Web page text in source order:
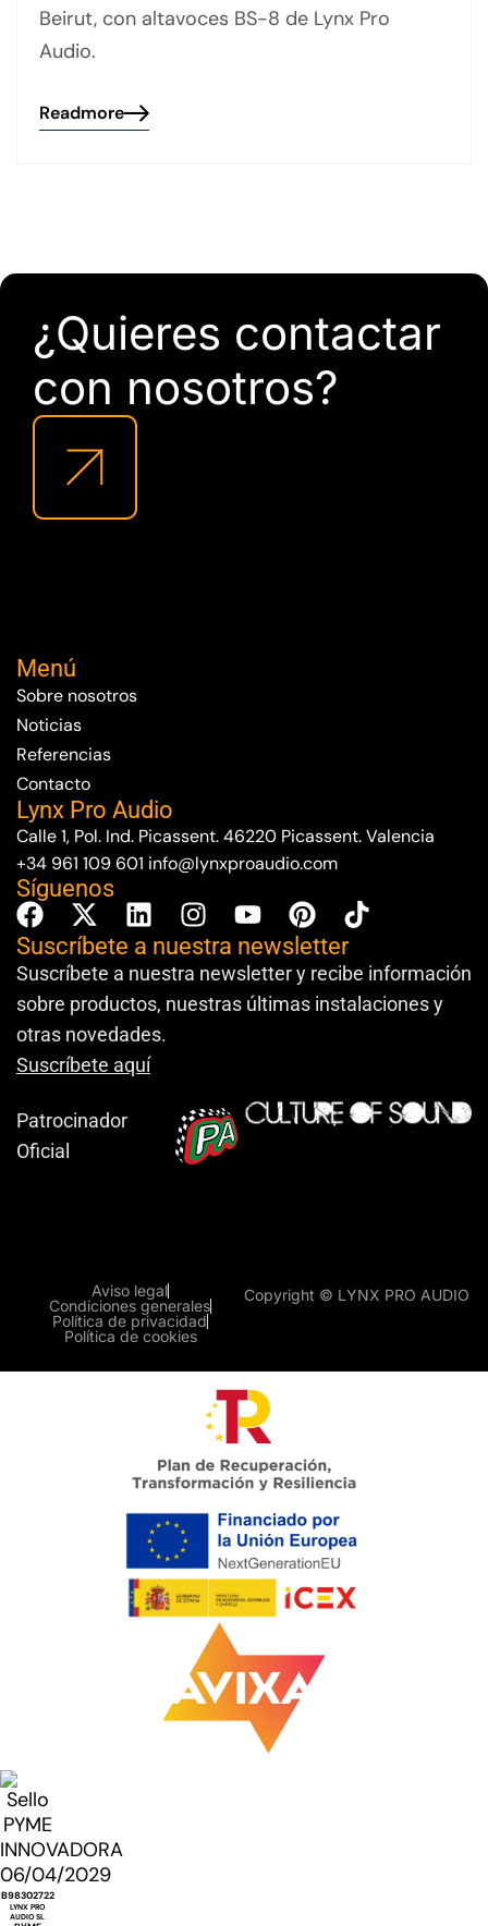
Beirut, con altavoces BS-8 de Lynx Pro
Audio.
Readmore
¿Quieres contactar
con nosotros?
Menú
Sobre nosotros
Noticias
Referencias
Contacto
Lynx Pro Audio
Calle 1, Pol. Ind. Picassent. 46220 Picassent. Valencia
+34 961 109 601 info@lynxproaudio.com
Síguenos
Suscríbete a nuestra newsletter
Suscríbete a nuestra newsletter y recibe información
sobre productos, nuestras últimas instalaciones y
otras novedades.
Suscríbete aquí
Patrocinador
Oficial
Copyright © LYNX PRO AUDIO
Aviso legal
Condiciones generales
Política de privacidad
Política de cookies
B98302722
LYNX PRO
AUDIO SL